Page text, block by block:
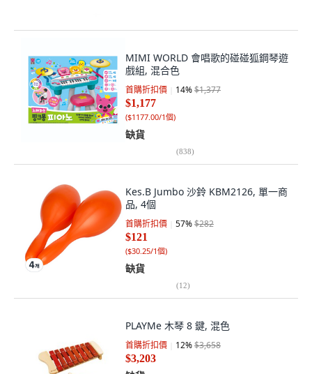
MIMI WORLD 會唱歌的碰碰狐鋼琴遊
戲組, 混合色
首購折扣價 14%$1,377
$1,177
($1177.00/1個)
缺貨
(838)
Kes.B Jumbo 沙鈴 KBM2126, 單一商
品, 4個
首購折扣價 57%$282
$121
($30.25/1個)
缺貨
(12)
PLAYMe 木琴 8 鍵, 混色
首購折扣價 12%$3,658
$3,203